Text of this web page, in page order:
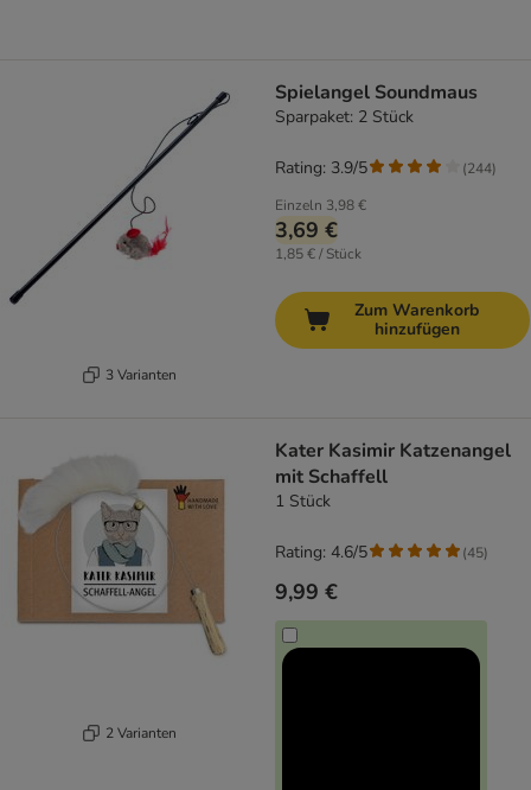
3 Varianten
Spielangel Soundmaus
Sparpaket: 2 Stück
Einzeln 3,98 €
3,69 €
1,85 € / Stück
Rating: 3.9/5 (244)
Zum Warenkorb
hinzufügen
2 Varianten
Kater Kasimir Katzenangel
mit Schaffell
1 Stück
9,99 €
Rating: 4.6/5 (45)